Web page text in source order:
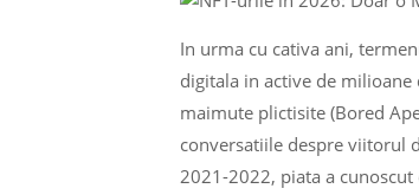
In urma cu cativa ani,
digitala in active de
maimute plictisite (Bored
conversatiile despre viitorul
2021-2022, piata a